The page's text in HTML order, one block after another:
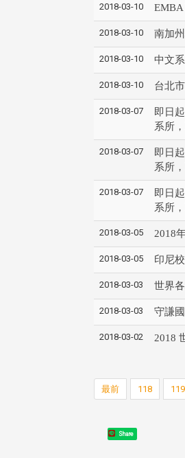
2018-03-10
2018-03-10 南加
2018-03-10 中文
2018-03-10 台北
2018-03-07
即日
系所
2018-03-07
即日
系所
2018-03-07
即日
系所
2018-03-05 2018
2018-03-05 印尼
2018-03-03 世界
2018-03-03 守謙
2018-03-02 2018
最前 118 119
Share